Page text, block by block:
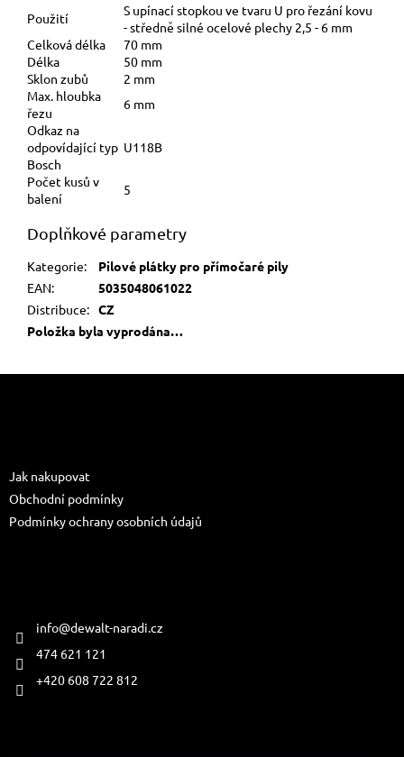
Použití
S upínací stopkou ve tvaru U pro řezání kovu
- středně silné ocelové plechy 2,5 - 6 mm
Celková délka
70 mm
Délka
50 mm
Sklon zubů
2 mm
Max. hloubka
řezu
6 mm
Odkaz na
odpovídající typ
Bosch
U118B
Počet kusů v
balení
5
Doplňkové parametry
Kategorie:
Pilové plátky pro přímočaré pily
EAN:
5035048061022
Distribuce: CZ
Položka byla vyprodána…
Jak nakupovat
Obchodní podmínky
Podmínky ochrany osobních údajů
info@dewalt-naradi.cz
474 621 121
+420 608 722 812